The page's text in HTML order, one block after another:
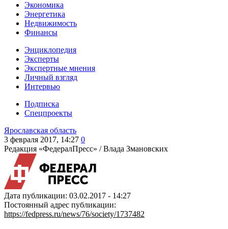
Экономика
Энергетика
Недвижимость
Финансы
Энциклопедия
Эксперты
Экспертные мнения
Личный взгляд
Интервью
Подписка
Спецпроекты
Ярославская область
3 февраля 2017, 14:27 0
Редакция «ФедералПресс» /Влада Змановских
Дата публикации: 03.02.2017 - 14:27
Постоянный адрес публикации:
https://fedpress.ru/news/76/society/1737482